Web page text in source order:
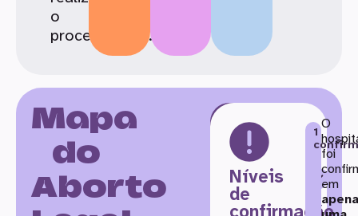
o
procedimento.
Mapa
do
Aborto
Refine
sua
pesquisa
Ajuste
Níveis
de
1
O
foi
em